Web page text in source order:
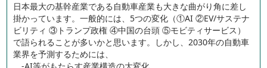
日本最大の基幹産業である自動車産業も大きな曲がり角に差し
掛かっています。一般的には、5つの変化（①AI ②EV/サステナ
ビリティ ③トランプ政権 ④中国の台頭 ⑤モビティサービス）
で語られることが多いかと思います。しかし、2030年の自動車
業界を予測するためには、